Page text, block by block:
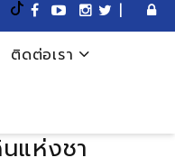
|
ติดต่อเรา
แห่งชา